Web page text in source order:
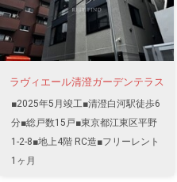
ラヴィエール清澄ガーデンテラス
■2025年5月竣工■清澄白河駅徒歩6
分■総戸数15戸■東京都江東区平野
1-2-8■地上4階 RC造■フリーレント
1ヶ月